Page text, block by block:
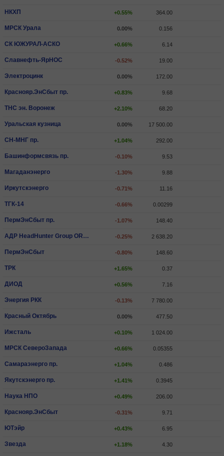
НКХП +0.55% 364.00
МРСК Урала 0.00% 0.156
СК ЮЖУРАЛ-АСКО +0.66% 6.14
Славнефть-ЯрНОС -0.52% 19.00
Электроцинк 0.00% 172.00
Краснояр.ЭнСбыт пр. +0.83% 9.68
ТНС эн. Воронеж +2.10% 68.20
Уральская кузница 0.00% 17 500.00
СН-МНГ пр. +1.04% 292.00
Башинформсвязь пр. -0.10% 9.53
Магаданэнерго -1.30% 9.88
Иркутскэнерго -0.71% 11.16
ТГК-14 -0.66% 0.00299
ПермЭнСбыт пр. -1.07% 148.40
АДР HeadHunter Group ORD SHS -0.25% 2 638.20
ПермЭнСбыт -0.80% 148.60
ТРК +1.65% 0.37
ДИОД +0.56% 7.16
Энергия РКК -0.13% 7 780.00
Красный Октябрь 0.00% 477.50
Ижсталь +0.10% 1 024.00
МРСК СевероЗапада +0.66% 0.05355
Самараэнерго пр. +1.04% 0.486
Якутскэнерго пр. +1.41% 0.3945
Наука НПО +0.49% 206.00
Краснояр.ЭнСбыт -0.31% 9.71
ЮТэйр +0.43% 6.95
Звезда +1.18% 4.30